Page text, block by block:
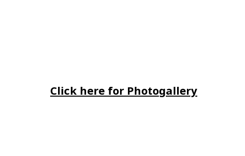
Click here for Photogallery